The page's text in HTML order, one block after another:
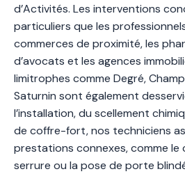
d’Activités. Les interventions
particuliers que les
commerces de proximité, les
d’avocats et les agences
limitrophes comme Degré,
Saturnin sont également
l’installation, du scellement
de coffre-fort, nos techniciens
prestations connexes, comme le
serrure ou la pose de porte